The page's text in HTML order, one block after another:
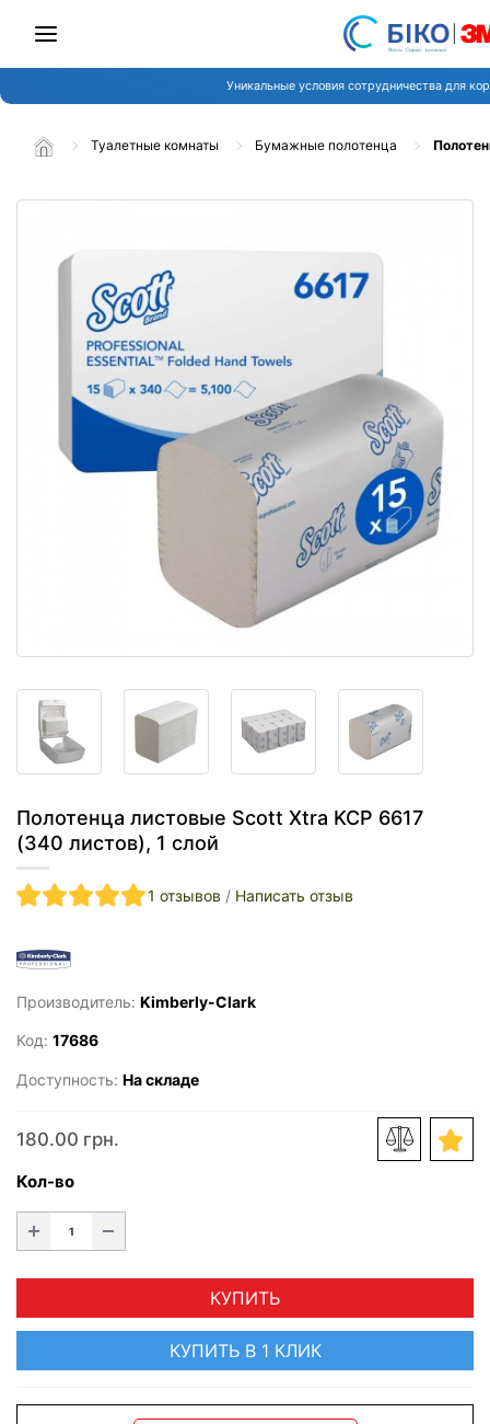
Уникальные условия сотрудничества для
Туалетные комнаты Бумажные полотенца
Полотенца листовые Scott Xtra KCP 6617
(340 листов), 1 слой
1 отзывов / Написать отзыв
Производитель: Kimberly-Clark
Код: 17686
Доступность: На складе
180.00 грн.
Кол-во
КУПИТЬ
КУПИТЬ В 1 КЛИК